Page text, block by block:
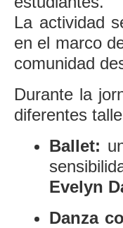
La actividad
en el marco
comunidad
Durante la
diferentes
Ballet:
Evelyn
Danza